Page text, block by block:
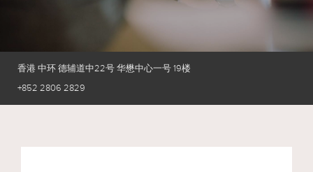
香港 中环 德辅道中22号 华懋中心一号 19楼
+852 2806 2829